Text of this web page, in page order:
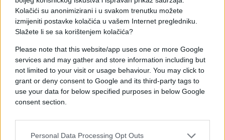
Kolačići su anonimizirani i u svakom trenutku možete
izmijeniti postavke kolačića u vašem Internet pregledniku.
Slažete li se sa korištenjem kolačića?
Please note that this website/app uses one or more Google
services and may gather and store information including but
not limited to your visit or usage behaviour. You may click to
grant or deny consent to Google and its third-party tags to
use your data for below specified purposes in below Google
consent section.
Personal Data Processing Opt Outs
Ona je ovu poruku stavila uz niz Sinišinih slika,
među kojima je i ona kako ga drži za ruku u bolnici,
a držala ga je tako do samog kraja.
SlikaOVDJE.
(Kurir.rs)